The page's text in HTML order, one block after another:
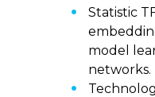
Statistic
model
networks.